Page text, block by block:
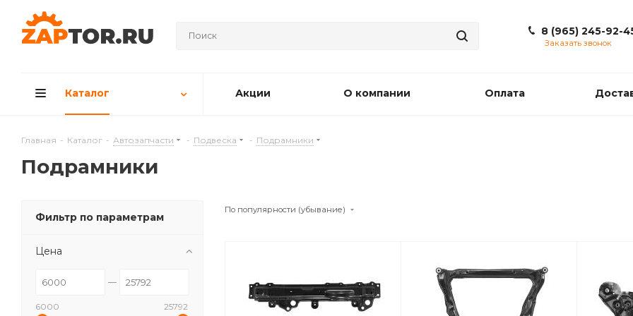
8 (965) 245-92-
Заказать звонок
Каталог Акции О компании Оплата
Главная - Каталог - Автозапчасти - Подвеска - Подрамники
Подрамники
По популярности (убывание)
Фильтр по параметрам
Цена
6000 25792